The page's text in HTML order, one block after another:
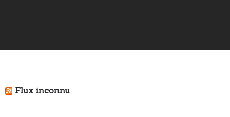
Flux inconnu